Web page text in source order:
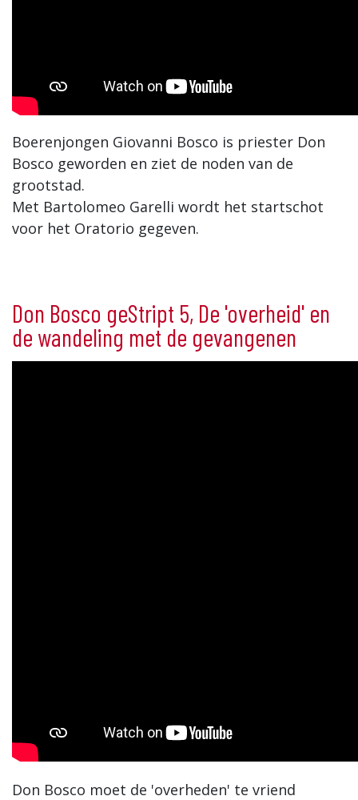
Boerenjongen Giovanni Bosco is priester Don
Bosco geworden en ziet de noden van de
grootstad.
Met Bartolomeo Garelli wordt het startschot
voor het Oratorio gegeven.
Don Bosco geStript 5, De 'overheid' en
de wandeling met de gevangenen
Don Bosco moet de 'overheden' te vriend